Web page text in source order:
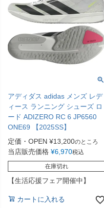
アディダス adidas メンズ レデ
ィース ランニング シューズ ロ
ード ADIZERO RC 6 JP6560
ONE69 【2025SS】
定価・OPEN ¥13,200のところ
当店販売価格 ¥6,970税込
在庫切れ
【生活応援フェア開催中】
カートに入れる